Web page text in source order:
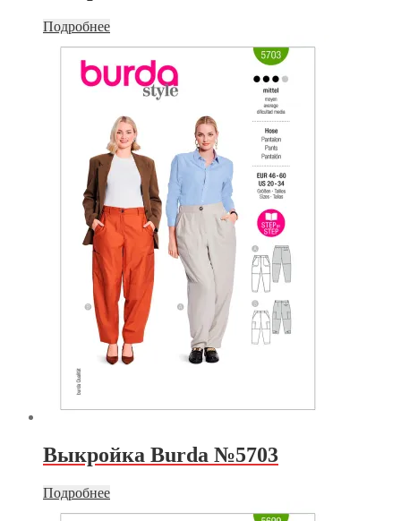
Подробнее
Выкройка Burda №5703
Подробнее